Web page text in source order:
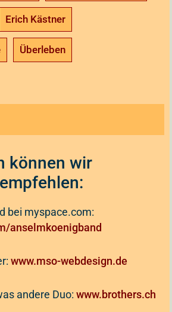
Erich Kästner
Überleben
können wir
bei myspace.com:
anselmkoenigband
www.mso-webdesign.de
andere Duo:www.brothers.ch